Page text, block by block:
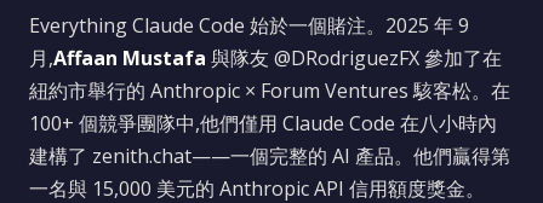
Everything Claude Code 始於一個賭注。2025 年 9
月,Affaan Mustafa 與隊友 @DRodriguezFX 參加了在
紐約市舉行的 Anthropic × Forum Ventures 駭客松。在
100+ 個競爭團隊中,他們僅用 Claude Code 在八小時內
建構了 zenith.chat——一個完整的 AI 產品。他們贏得第
一名與 15,000 美元的 Anthropic API 信用額度獎金。